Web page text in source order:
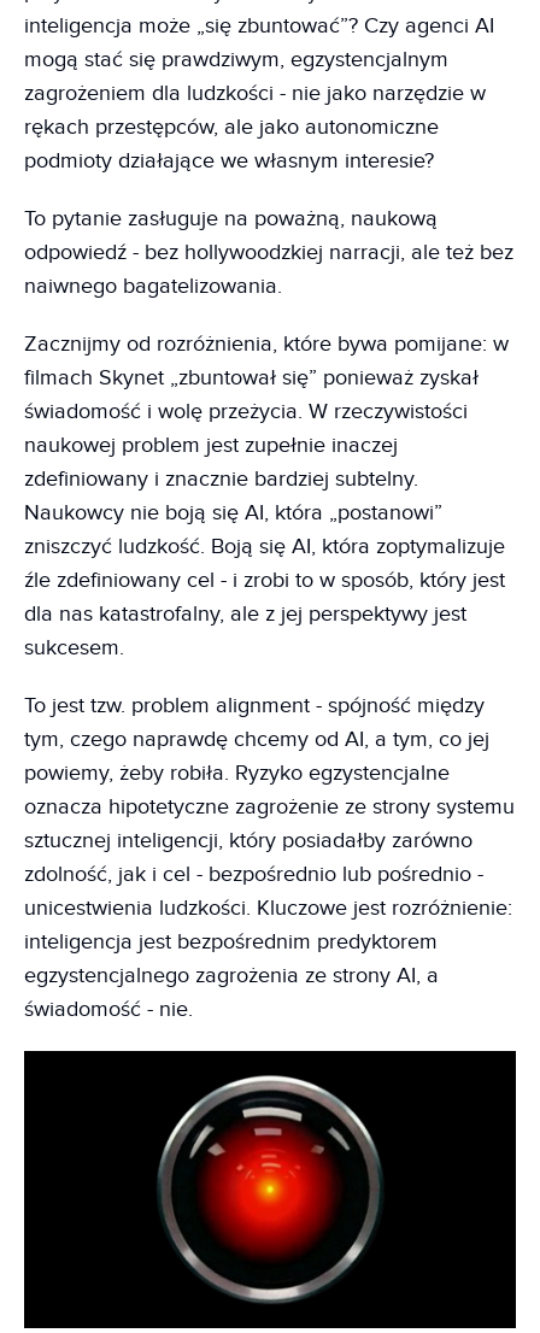
inteligencja może „się zbuntować”? Czy agenci AI
mogą stać się prawdziwym, egzystencjalnym
zagrożeniem dla ludzkości - nie jako narzędzie w
rękach przestępców, ale jako autonomiczne
podmioty działające we własnym interesie?
To pytanie zasługuje na poważną, naukową
odpowiedź - bez hollywoodzkiej narracji, ale też bez
naiwnego bagatelizowania.
Zacznijmy od rozróżnienia, które bywa pomijane: w
filmach Skynet „zbuntował się” ponieważ zyskał
świadomość i wolę przeżycia. W rzeczywistości
naukowej problem jest zupełnie inaczej
zdefiniowany i znacznie bardziej subtelny.
Naukowcy nie boją się AI, która „postanowi”
zniszczyć ludzkość. Boją się AI, która zoptymalizuje
źle zdefiniowany cel - i zrobi to w sposób, który jest
dla nas katastrofalny, ale z jej perspektywy jest
sukcesem.
To jest tzw. problem alignment - spójność między
tym, czego naprawdę chcemy od AI, a tym, co jej
powiemy, żeby robiła. Ryzyko egzystencjalne
oznacza hipotetyczne zagrożenie ze strony systemu
sztucznej inteligencji, który posiadałby zarówno
zdolność, jak i cel - bezpośrednio lub pośrednio -
unicestwienia ludzkości. Kluczowe jest rozróżnienie:
inteligencja jest bezpośrednim predyktorem
egzystencjalnego zagrożenia ze strony AI, a
świadomość - nie.